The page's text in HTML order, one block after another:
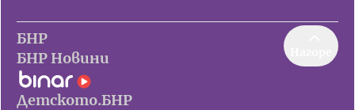
БНР
БНР Новини
Детското.БНР